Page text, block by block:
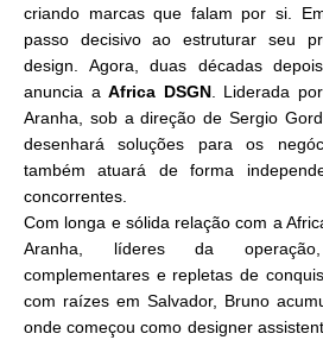
criando marcas que falam por si.
passo decisivo ao estruturar seu
design. Agora, duas décadas
anuncia aAfrica DSGN. Liderada
Aranha, sob a direção de Sergio
desenhará soluções para os
também atuará de forma
concorrentes.
Com longa e sólida relação com a
Aranha, líderes da
complementares e repletas de
com raízes em Salvador, Bruno
onde começou como designer